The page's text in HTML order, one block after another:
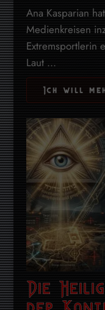
Ana Kasparian
Medienkreisen
Extremsportlerin
Laut ...
Ich will
Die